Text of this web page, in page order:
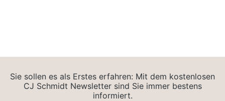
Sie sollen es als Erstes erfahren: Mit dem kostenlosen
CJ Schmidt Newsletter sind Sie immer bestens
informiert.